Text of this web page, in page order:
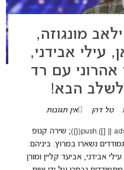
מונגוזה,
עילי אבידני,
אהרוני עם רד
הבא!
טל דהן אין תגובות
(adsbygoogle = window.adsbygoogle || []).push({}); שירה קנופ
להיפרד מ'הכוכב הבא'. 18 מתמודדים נשארו במרוץ. ביניהם:
אבידני, אביעד קליין ומורן